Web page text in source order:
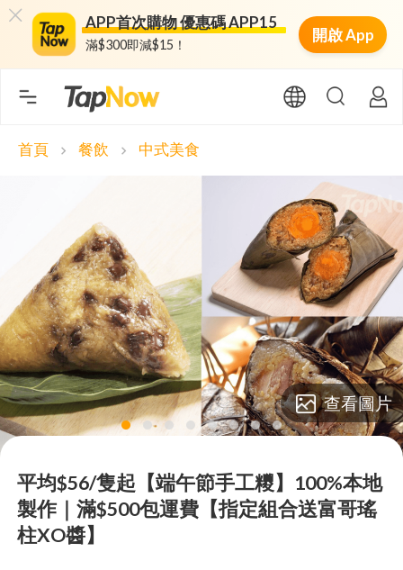
APP首次購物 優惠碼 APP15
滿$300即減$15！
開啟 App
首頁 chevron_right 餐飲 chevron_right 中式美食
lens lens lens lens lens lens lens lens
查看圖片
平均$56/隻起【端午節手工糭】100%本地
製作｜滿$500包運費【指定組合送富哥瑤
柱XO醬】